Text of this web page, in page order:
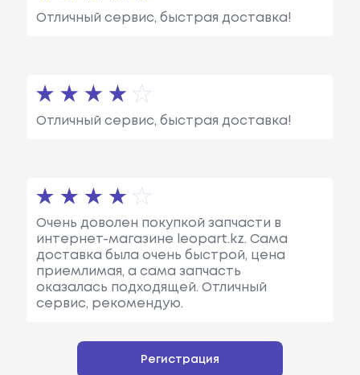
Отличный сервис, быстрая доставка!
Отличный сервис, быстрая доставка!
Очень доволен покупкой запчасти в
интернет-магазине leopart.kz. Сама
доставка была очень быстрой, цена
приемлимая, а сама запчасть
оказалась подходящей. Отличный
сервис, рекомендую.
Регистрация